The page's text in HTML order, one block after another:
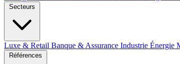
Secteurs
Luxe & Retail Banque & Assurance Industrie Énergie
Références